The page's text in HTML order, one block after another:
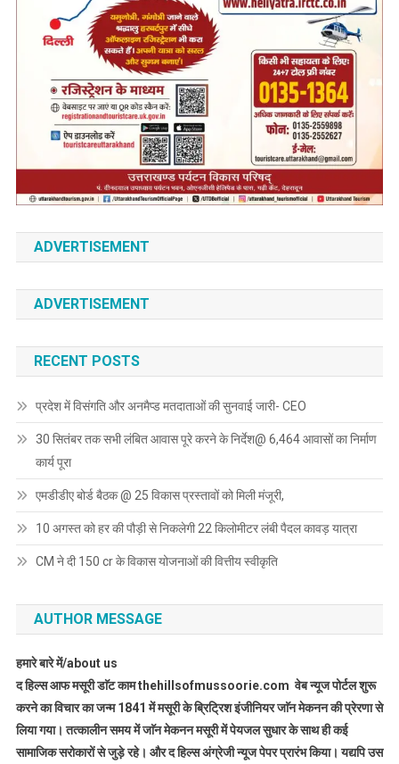
ADVERTISEMENT
ADVERTISEMENT
RECENT POSTS
प्रदेश में विसंगति और अनमैप्ड मतदाताओं की सुनवाई जारी- CEO
30 सितंबर तक सभी लंबित आवास पूरे करने के निर्देश@ 6,464 आवासों का निर्माण
कार्य पूरा
एमडीडीए बोर्ड बैठक @ 25 विकास प्रस्तावों को मिली मंजूरी,
10 अगस्त को हर की पौड़ी से निकलेगी 22 किलोमीटर लंबी पैदल कावड़ यात्रा
CM ने दी 150 cr के विकास योजनाओं की वित्तीय स्वीकृति
AUTHOR MESSAGE
हमारे बारे में/about us
द हिल्स आफ मसूरी डाॅट काम thehillsofmussoorie.com वेब न्यूज पोर्टल शुरू
करने का विचार का जन्म 1841 में मसूरी के ब्रिट्रिश इंजीनियर जाॅन मेकनन की प्रेरणा से
लिया गया। तत्कालीन समय में जाॅन मेकनन मसूरी में पेयजल सुधार के साथ ही कई
सामाजिक सरोकारों से जुड़े रहे। और द हिल्स अंग्रेजी न्यूज पेपर प्रारंभ किया। यद्यपि उस